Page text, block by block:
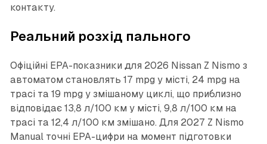
контакту.
Реальний розхід пального
Офіційні EPA-показники для 2026 Nissan Z Nismo з
автоматом становлять 17 mpg у місті, 24 mpg на
трасі та 19 mpg у змішаному циклі, що приблизно
відповідає 13,8 л/100 км у місті, 9,8 л/100 км на
трасі та 12,4 л/100 км змішано. Для 2027 Z Nismo
Manual точні EPA-цифри на момент підготовки